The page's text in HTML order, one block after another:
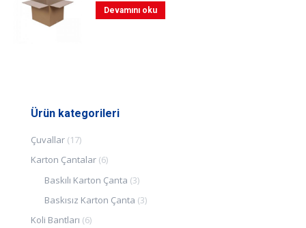
Devamını oku
Ürün kategorileri
Çuvallar (17)
Karton Çantalar (6)
Baskılı Karton Çanta (3)
Baskısız Karton Çanta (3)
Koli Bantları (6)